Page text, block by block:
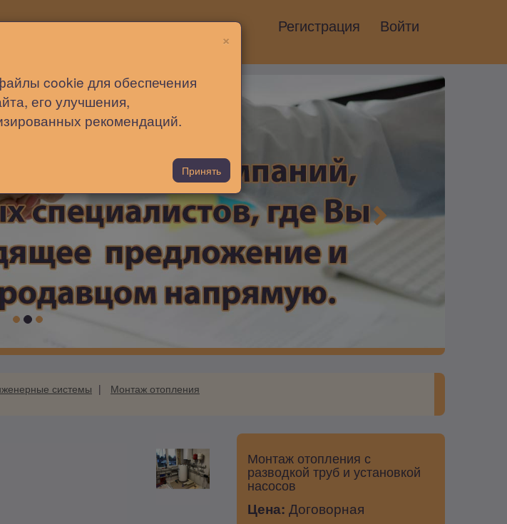
Помощь Регистрация Войти
системы Монтаж отопления
Монтаж отопления с
разводкой труб и установкой
насосов
Цена: Договорная
×
cookie для обеспечения
его улучшения,
рекомендаций.
Принять